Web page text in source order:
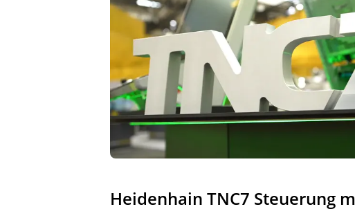
Heidenhain TNC7 Steuerung